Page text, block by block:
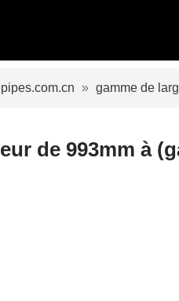
» gamme de
de 993mm à